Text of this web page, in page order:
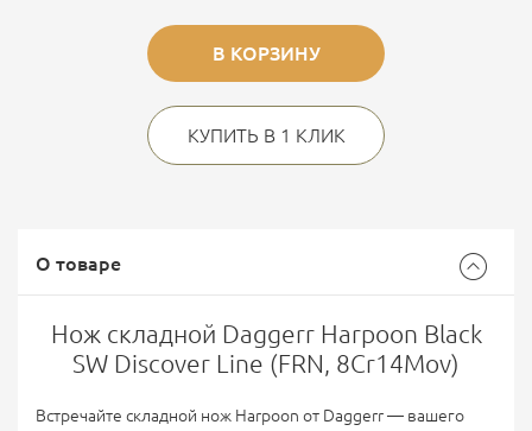
В КОРЗИНУ
КУПИТЬ В 1 КЛИК
О товаре
Нож складной Daggerr Harpoon Black
SW Discover Line (FRN, 8Cr14Mov)
Встречайте складной нож Harpoon от Daggerr — вашего